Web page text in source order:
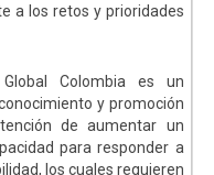
a los retos y prioridades
Colombia es un
y promoción
de aumentar un
para responder a
los cuales requieren